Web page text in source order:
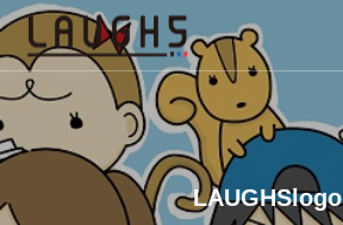
LAUGHSlogo